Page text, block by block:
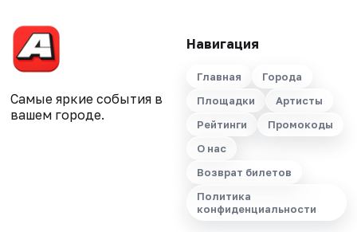
Самые яркие события в
вашем городе.
Навигация
Главная
Города
Площадки
Артисты
Рейтинги
Промокоды
О нас
Возврат билетов
Политика
конфиденциальности